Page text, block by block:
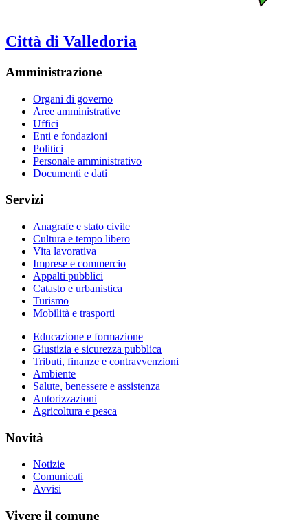
Città di Valledoria
Amministrazione
Organi di governo
Aree amministrative
Uffici
Enti e fondazioni
Politici
Personale amministrativo
Documenti e dati
Servizi
Anagrafe e stato civile
Cultura e tempo libero
Vita lavorativa
Imprese e commercio
Appalti pubblici
Catasto e urbanistica
Turismo
Mobilità e trasporti
Educazione e formazione
Giustizia e sicurezza pubblica
Tributi, finanze e contravvenzioni
Ambiente
Salute, benessere e assistenza
Autorizzazioni
Agricoltura e pesca
Novità
Notizie
Comunicati
Avvisi
Vivere il comune